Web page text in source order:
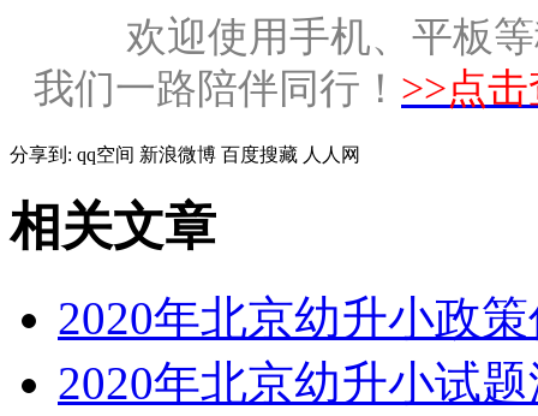
欢迎使用手机、平板
我们一路陪伴同行！ >>点
分享到: qq空间 新浪微博 百度搜藏 人人网
相关文章
2020年北京幼升小政
2020年北京幼升小试